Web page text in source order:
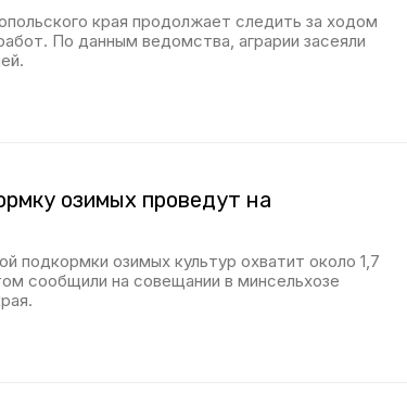
края продолжает следить за ходом
По данным ведомства, аграрии засеяли
озимых проведут на
подкормки озимых культур охватит около 1,7
сообщили на совещании в минсельхозе